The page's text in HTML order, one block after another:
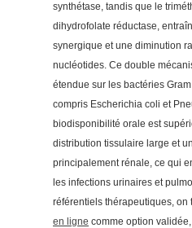
synthétase, tandis que le
dihydrofolate réductase,
synergique et une diminution
nucléotides. Ce double
étendue sur les bactéries
compris Escherichia coli et
biodisponibilité orale est
distribution tissulaire large et
principalement rénale, ce qui
les infections urinaires et
référentiels thérapeutiques, on
en ligne comme option